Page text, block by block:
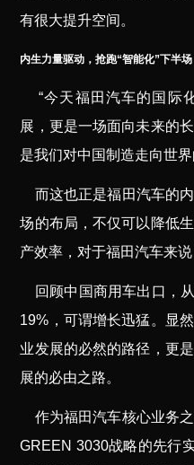
有很大提升空间。
内生力量驱动，抢跑“智能化”下半场
“今天福田汽车的国际
展，更是一场面向未来的
是我们对中国制造走向世界
而这也正是福田汽车的
场的布局，不仅可以降低
产效率，对于福田汽车来说
回顾中国商用车出口，
19%，可谓增长迅猛。显
业发展的必然的路径，更
展的必由之路。
作为福田汽车核心业务
GREEN 3030战略的先行